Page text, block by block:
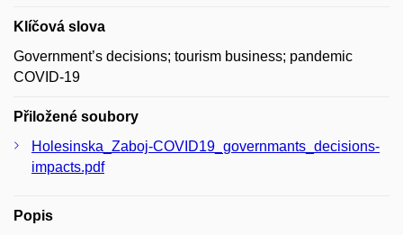
Klíčová slova
Government’s decisions; tourism business; pandemic
COVID-19
Přiložené soubory
Holesinska_Zaboj-COVID19_governmants_decisions-
impacts.pdf
Popis